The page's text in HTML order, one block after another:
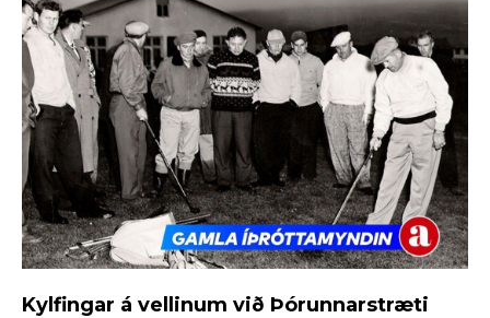
Kylfingar á vellinum við Þórunnarstræti